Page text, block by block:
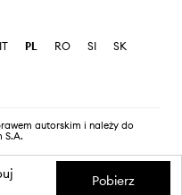
IT PL RO SI
SK
autorskim i należy do
S.A.
Pobierz